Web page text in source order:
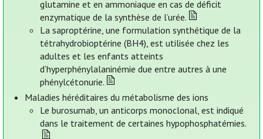
glutamine et en ammoniaque en cas de déficit
enzymatique de la synthèse de l’urée.
La saproptérine, une formulation synthétique de la
tétrahydrobioptérine (BH4), est utilisée chez les
adultes et les enfants atteints
d’hyperphénylalaninémie due entre autres à une
phénylcétonurie.
Maladies héréditaires du métabolisme des ions
Le burosumab, un anticorps monoclonal, est indiqué
dans le traitement de certaines hypophosphatémies.